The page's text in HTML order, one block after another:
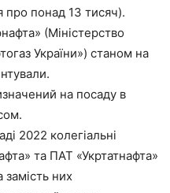
про понад 13 тисяч).
(Міністерство
України») станом на
на посаду в
2022 колегіальні
та ПАТ «Укртатнафта»
замість них